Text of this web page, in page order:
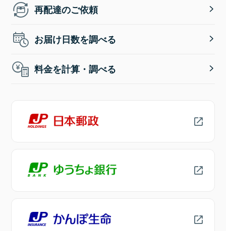
再配達のご依頼
お届け日数を調べる
料金を計算・調べる